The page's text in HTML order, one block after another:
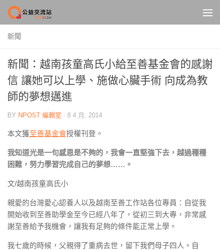
Skip to content
新聞
新聞：越南孩童高氏小給至善基金會的感謝
信 讓她可以上學、施做心臟手術 向成為教
師的夢想邁進
BY NPOST 編輯室 · 8 4 月, 2014
本文獲至善基金會授權刊登。
我知道光是一句感恩是不夠的，我會一直堅強下去，越過種種
困難，努力學習完成自己的夢想……。
文/越南孩童高氏小
親愛的台灣愛心認養人以及越南至善工作站各位專員：自從我
開始收到至善助學金至今已經八年了，從初三到大專，非常感
謝至善給予我機會，讓我有足夠的條件能正常上學。
我七歲的時候，父親得了重病去世，留下我們母子四人。自